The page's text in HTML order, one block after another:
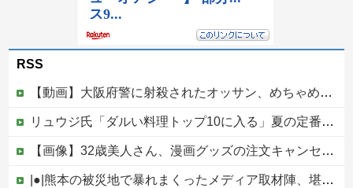
RSS
【動画】大阪府警に射殺されたオッサン、めちゃめちゃ苦しそうに死ぬ
リュウジ氏「ダルい料理トップ10に入る」夏の定番料理は冷やし中華 「あり得ないほどダルい」
【画像】32歳美人さん、漫画グッズの注文キャンセルを43億円分繰り返しまくり逮捕
|●|熊本の被災地で暴れまくったメディア取材陣、堪忍袋の緒が切れた地元住民が苦情を寄せまくった結果……